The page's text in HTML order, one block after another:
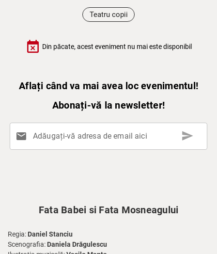
Teatru copii
event_busy Din păcate, acest eveniment nu mai este disponibil
Aflați când va mai avea loc evenimentul!
Abonați-vă la newsletter!
mail Adăugați-vă adresa de email aici send
Fata Babei si Fata Mosneagului
Regia: Daniel Stanciu
Scenografia: Daniela Drăgulescu